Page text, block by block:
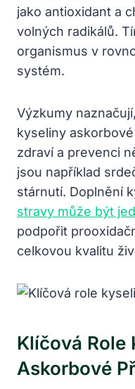
jako antioxidant a
volných radikálů.
organismus v
systém.
Výzkumy
kyseliny
zdraví a prevenci
jsou například
stárnutí. Doplnění
stravy může být
podpořit
celkovou kvalitu
Klíčová Role
Askorbové